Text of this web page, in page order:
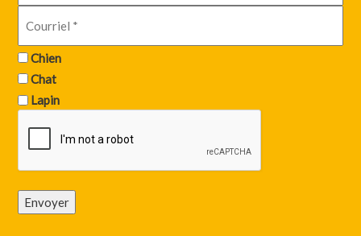
Chien
Chat
Lapin
Envoyer